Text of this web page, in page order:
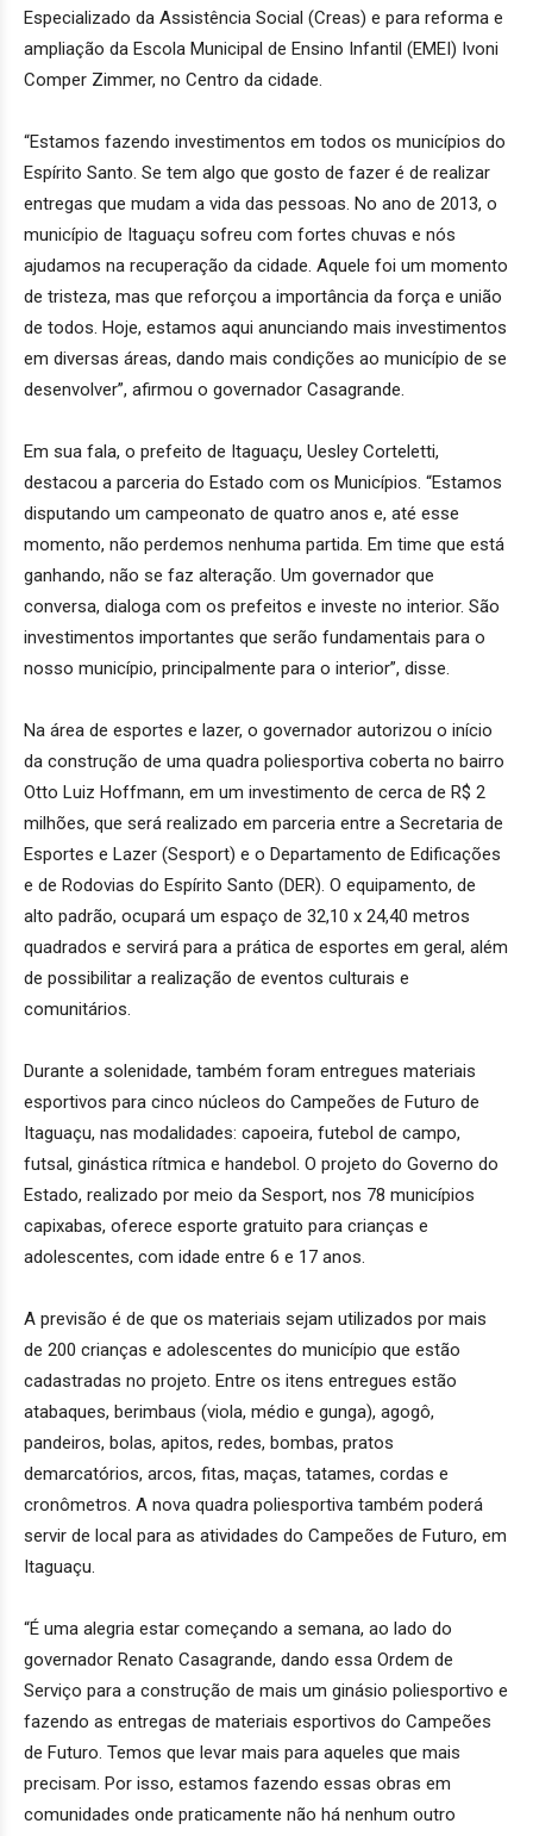
Especializado da Assistência Social (Creas) e para reforma e
ampliação da Escola Municipal de Ensino Infantil (EMEI) Ivoni
Comper Zimmer, no Centro da cidade.
“Estamos fazendo investimentos em todos os municípios do
Espírito Santo. Se tem algo que gosto de fazer é de realizar
entregas que mudam a vida das pessoas. No ano de 2013, o
município de Itaguaçu sofreu com fortes chuvas e nós
ajudamos na recuperação da cidade. Aquele foi um momento
de tristeza, mas que reforçou a importância da força e união
de todos. Hoje, estamos aqui anunciando mais investimentos
em diversas áreas, dando mais condições ao município de se
desenvolver”, afirmou o governador Casagrande.
Em sua fala, o prefeito de Itaguaçu, Uesley Corteletti,
destacou a parceria do Estado com os Municípios. “Estamos
disputando um campeonato de quatro anos e, até esse
momento, não perdemos nenhuma partida. Em time que está
ganhando, não se faz alteração. Um governador que
conversa, dialoga com os prefeitos e investe no interior. São
investimentos importantes que serão fundamentais para o
nosso município, principalmente para o interior”, disse.
Na área de esportes e lazer, o governador autorizou o início
da construção de uma quadra poliesportiva coberta no bairro
Otto Luiz Hoffmann, em um investimento de cerca de R$ 2
milhões, que será realizado em parceria entre a Secretaria de
Esportes e Lazer (Sesport) e o Departamento de Edificações
e de Rodovias do Espírito Santo (DER). O equipamento, de
alto padrão, ocupará um espaço de 32,10 x 24,40 metros
quadrados e servirá para a prática de esportes em geral, além
de possibilitar a realização de eventos culturais e
comunitários.
Durante a solenidade, também foram entregues materiais
esportivos para cinco núcleos do Campeões de Futuro de
Itaguaçu, nas modalidades: capoeira, futebol de campo,
futsal, ginástica rítmica e handebol. O projeto do Governo do
Estado, realizado por meio da Sesport, nos 78 municípios
capixabas, oferece esporte gratuito para crianças e
adolescentes, com idade entre 6 e 17 anos.
A previsão é de que os materiais sejam utilizados por mais
de 200 crianças e adolescentes do município que estão
cadastradas no projeto. Entre os itens entregues estão
atabaques, berimbaus (viola, médio e gunga), agogô,
pandeiros, bolas, apitos, redes, bombas, pratos
demarcatórios, arcos, fitas, maças, tatames, cordas e
cronômetros. A nova quadra poliesportiva também poderá
servir de local para as atividades do Campeões de Futuro, em
Itaguaçu.
“É uma alegria estar começando a semana, ao lado do
governador Renato Casagrande, dando essa Ordem de
Serviço para a construção de mais um ginásio poliesportivo e
fazendo as entregas de materiais esportivos do Campeões
de Futuro. Temos que levar mais para aqueles que mais
precisam. Por isso, estamos fazendo essas obras em
comunidades onde praticamente não há nenhum outro